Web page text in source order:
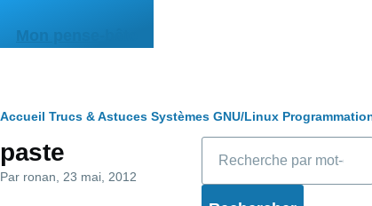
Mon pense-bête
Fil
d'Ariane
Accueil Trucs & Astuces Systèmes GNU/Linux
paste
Par ronan , 23 mai, 2012